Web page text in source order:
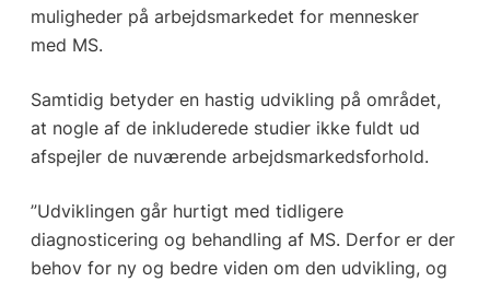
muligheder på arbejdsmarkedet for mennesker
med MS.
Samtidig betyder en hastig udvikling på området,
at nogle af de inkluderede studier ikke fuldt ud
afspejler de nuværende arbejdsmarkedsforhold.
”Udviklingen går hurtigt med tidligere
diagnosticering og behandling af MS. Derfor er der
behov for ny og bedre viden om den udvikling, og